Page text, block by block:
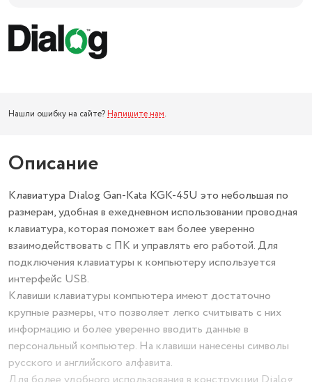
Нашли ошибку на сайте? Напишите нам.
Описание
Клавиатура Dialog Gan-Kata KGK-45U это небольшая по
размерам, удобная в ежедневном использовании проводная
клавиатура, которая поможет вам более уверенно
взаимодействовать с ПК и управлять его работой. Для
подключения клавиатуры к компьютеру используется
интерфейс USB.
Клавиши клавиатуры компьютера имеют достаточно
крупные размеры, что позволяет легко считывать с них
информацию и более уверенно вводить данные в
персональный компьютер. На клавиши нанесены символы
русского и английского алфавита.